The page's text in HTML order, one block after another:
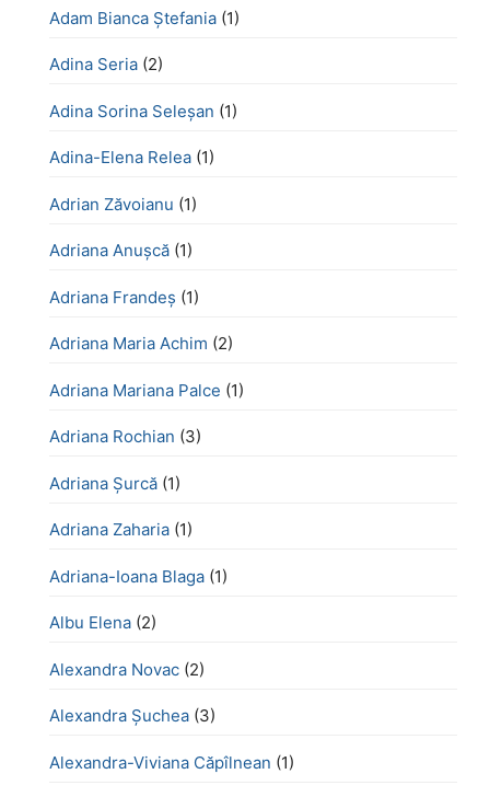
Adam Bianca Ștefania (1)
Adina Seria (2)
Adina Sorina Seleșan (1)
Adina-Elena Relea (1)
Adrian Zăvoianu (1)
Adriana Anușcă (1)
Adriana Frandeș (1)
Adriana Maria Achim (2)
Adriana Mariana Palce (1)
Adriana Rochian (3)
Adriana Șurcă (1)
Adriana Zaharia (1)
Adriana-Ioana Blaga (1)
Albu Elena (2)
Alexandra Novac (2)
Alexandra Șuchea (3)
Alexandra-Viviana Căpîlnean (1)